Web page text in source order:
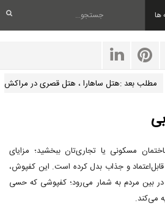
ها
مطلب بعد :هتل ساهارا ، هتل قصری در مراکش
مسکونی یا تجاری‌تان ببخشید؛ مزایای
و جذاب بدل کرده است. این کفپوش،
بین مردم به شمار می‌رود؛ کفپوشی که حسی
می‌کند.